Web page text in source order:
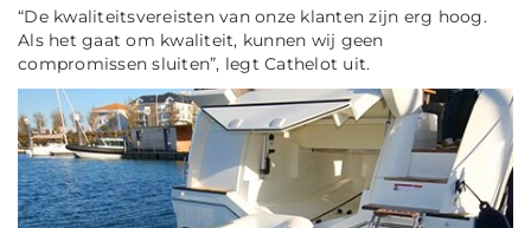
“De kwaliteitsvereisten van onze klanten zijn erg hoog.
Als het gaat om kwaliteit, kunnen wij geen
compromissen sluiten”, legt Cathelot uit.